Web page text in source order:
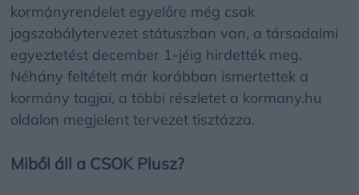
kormányrendelet egyelőre még csak
jogszabálytervezet státuszban van, a társadalmi
egyeztetést december 1-jéig hirdették meg.
Néhány feltételt már korábban ismertettek a
kormány tagjai, a többi részletet a kormany.hu
oldalon megjelent tervezet tisztázza.
Miből áll a CSOK Plusz?